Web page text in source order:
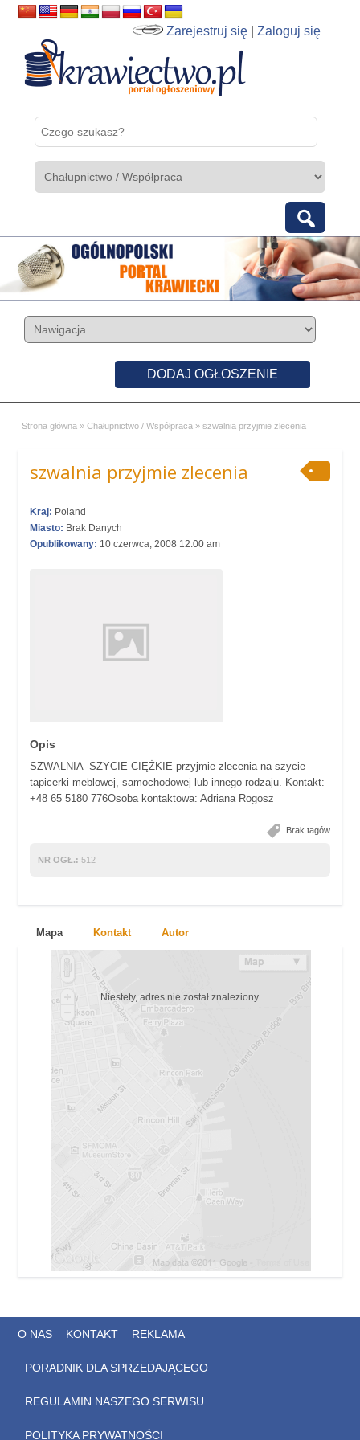
Zarejestruj się |Zaloguj się
DODAJ OGŁOSZENIE
Strona główna » Chałupnictwo / Współpraca » szwalnia przyjmie zlecenia
szwalnia przyjmie zlecenia
Kraj: Poland
Miasto: Brak Danych
Opublikowany: 10 czerwca, 2008 12:00 am
Opis
SZWALNIA -SZYCIE CIĘŻKIE przyjmie zlecenia na szycie
tapicerki meblowej, samochodowej lub innego rodzaju. Kontakt:
+48 65 5180 776Osoba kontaktowa: Adriana Rogosz
Brak tagów
NR OGŁ.: 512
Mapa Kontakt Autor
Niestety, adres nie został znaleziony.
O NAS KONTAKT REKLAMA
PORADNIK DLA SPRZEDAJĄCEGO
REGULAMIN NASZEGO SERWISU
POLITYKA PRYWATNOŚCI